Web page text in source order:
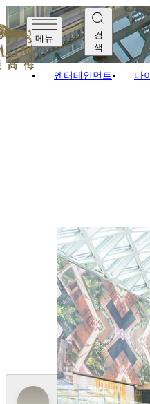
메뉴
검
색
엔터테인먼트 다
MGM MACAU
The Grande
MGM MACAU의
미식, 엔터테인먼
니다.